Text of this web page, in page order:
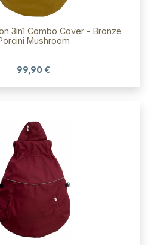
3in1 Combo Cover - Bronze
Mushroom
99,90 €